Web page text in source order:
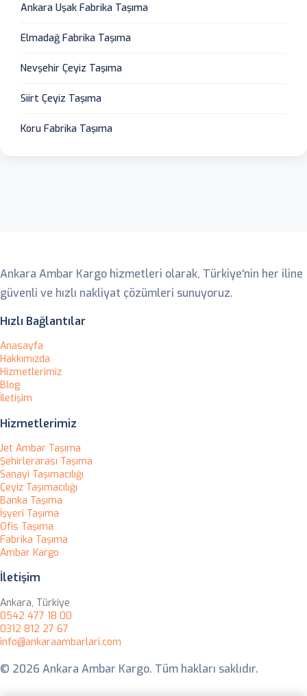
Ankara Uşak Fabrika Taşıma
Elmadağ Fabrika Taşıma
Nevşehir Çeyiz Taşıma
Siirt Çeyiz Taşıma
Koru Fabrika Taşıma
Ankara Ambar Kargo hizmetleri olarak, Türkiye'nin her iline
güvenli ve hızlı nakliyat çözümleri sunuyoruz.
Hızlı Bağlantılar
Anasayfa
Hakkımızda
Hizmetlerimiz
Blog
İletişim
Hizmetlerimiz
Jet Ambar Taşıma
Şehirlerarası Taşıma
Sanayi Taşımacılığı
Çeyiz Taşımacılığı
Banka Taşıma
İşyeri Taşıma
Ofis Taşıma
Fabrika Taşıma
Ambar Kargo
İletişim
Ankara, Türkiye
0542 477 18 00
0312 812 27 67
info@ankaraambarlari.com
© 2026 Ankara Ambar Kargo. Tüm hakları saklıdır.